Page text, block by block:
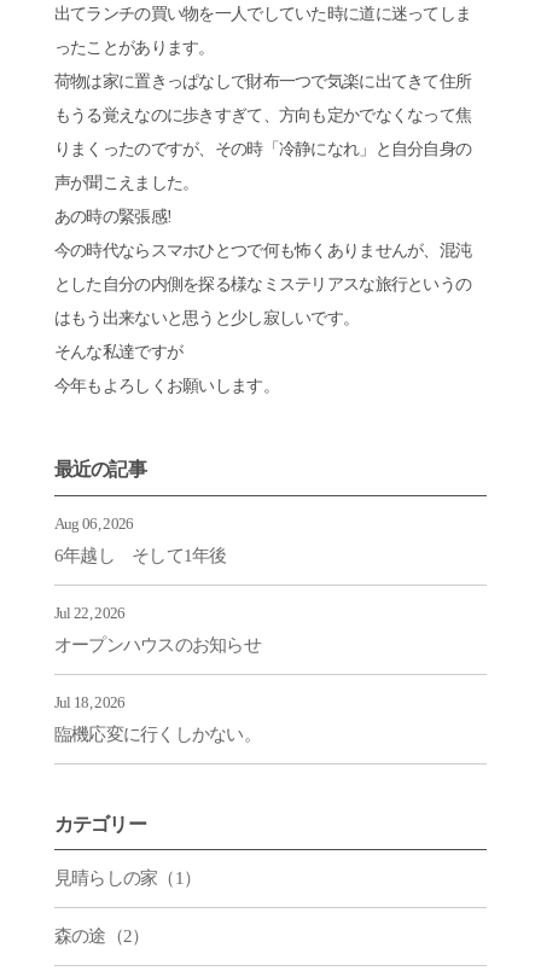
出てランチの買い物を一人でしていた時に道に迷ってしま
ったことがあります。
荷物は家に置きっぱなしで財布一つで気楽に出てきて住所
もうる覚えなのに歩きすぎて、方向も定かでなくなって焦
りまくったのですが、その時「冷静になれ」と自分自身の
声が聞こえました。
あの時の緊張感!
今の時代ならスマホひとつで何も怖くありませんが、混沌
とした自分の内側を探る様なミステリアスな旅行というの
はもう出来ないと思うと少し寂しいです。
そんな私達ですが
今年もよろしくお願いします。
最近の記事
Aug 06, 2026
6年越し そして1年後
Jul 22, 2026
オープンハウスのお知らせ
Jul 18, 2026
臨機応変に行くしかない。
カテゴリー
見晴らしの家（1）
森の途（2）